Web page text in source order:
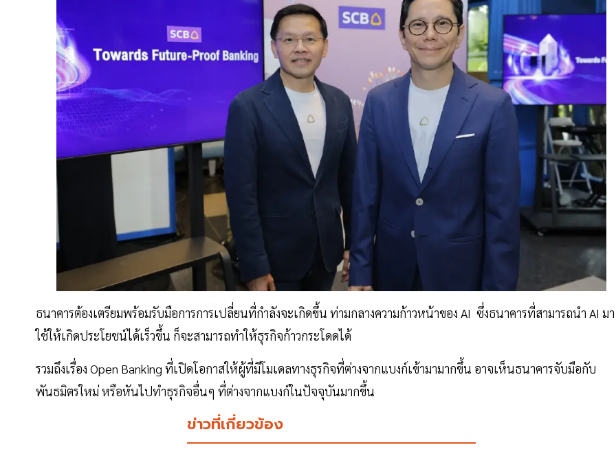
ธนาคารต้องเตรียมพร้อมรับมือการการเปลี่ยนที่กำลังจะเกิดขึ้น ท่ามกลางความก้าวหน้าของ AI ซึ่งธนาคารที่สามารถนำ AI มา
ใช้ให้เกิดประโยชน์ได้เร็วขึ้น ก็จะสามารถทำให้ธุรกิจก้าวกระโดดได้
รวมถึงเรื่อง Open Banking ที่เปิดโอกาสให้ผู้ที่มีโมเดลทางธุรกิจที่ต่างจากแบงก์เข้ามามากขึ้น อาจเห็นธนาคารจับมือกับ
พันธมิตรใหม่ หรือหันไปทำธุรกิจอื่นๆ ที่ต่างจากแบงก์ในปัจจุบันมากขึ้น
ข่าวที่เกี่ยวข้อง